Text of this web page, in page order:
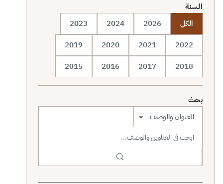
السنة
الكل
2026
2024
2023
2022
2021
2020
2019
2018
2017
2016
2015
بحث
نطاق البحث